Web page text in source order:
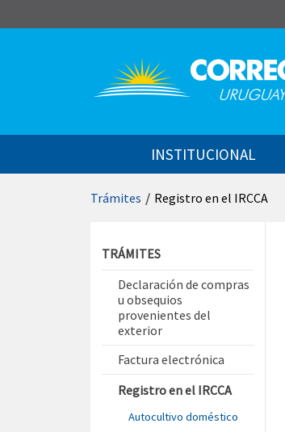
INSTITUCIONAL
Trámites / Registro en el IRCCA
TRÁMITES
Declaración de compras
u obsequios
provenientes del
exterior
Factura electrónica
Registro en el IRCCA
Autocultivo doméstico